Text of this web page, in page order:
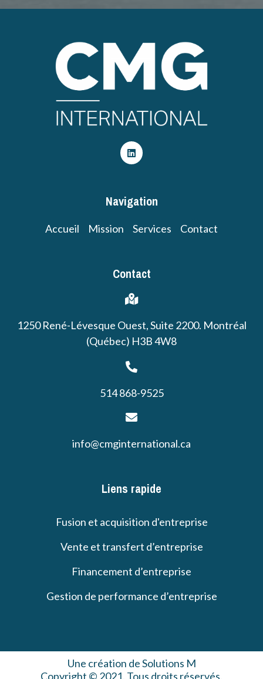
Navigation
Accueil Mission Services Contact
Contact
1250 René-Lévesque Ouest, Suite 2200. Montréal
(Québec) H3B 4W8
514 868-9525
info@cmginternational.ca
Liens rapide
Fusion et acquisition d'entreprise
Vente et transfert d’entreprise
Financement d’entreprise
Gestion de performance d’entreprise
Une création de Solutions M
Copyright © 2021. Tous droits réservés.